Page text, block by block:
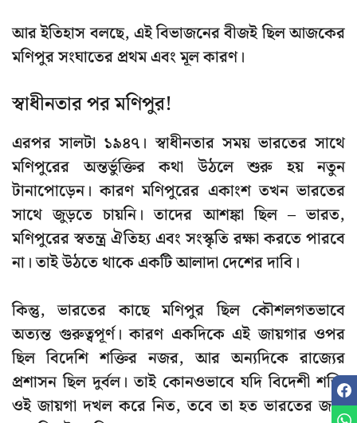
আর ইতিহাস বলছে, এই বিভাজনের বীজই ছিল আজকের
মণিপুর সংঘাতের প্রথম এবং মূল কারণ।
স্বাধীনতার পর মণিপুর!
এরপরসালটা ১৯৪৭। স্বাধীনতার সময় ভারতের সাথে
মণিপুরের অন্তর্ভুক্তির কথা উঠলে শুরু হয় নতুন
টানাপোড়েন। কারণ মণিপুরের একাংশ তখন ভারতের
সাথে জুড়তে চায়নি। তাদের আশঙ্কা ছিল – ভারত,
মণিপুরের স্বতন্ত্র ঐতিহ্য এবং সংস্কৃতি রক্ষা করতে পারবে
না। তাই উঠতে থাকে একটি আলাদা দেশের দাবি।
কিন্তু, ভারতের কাছে মণিপুর ছিল কৌশলগতভাবে
অত্যন্ত গুরুত্বপূর্ণ। কারণ একদিকে এই জায়গার ওপর
ছিল বিদেশি শক্তির নজর, আর অন্যদিকে রাজ্যের
প্রশাসন ছিল দুর্বল। তাই কোনওভাবে যদি বিদেশী শক্তি
ওই জায়গা দখল করে নিত, তবে তা হত ভারতের জন্য